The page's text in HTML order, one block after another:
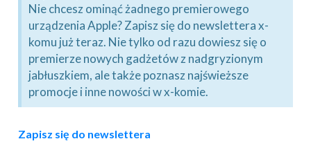
Nie chcesz ominąć żadnego premierowego
urządzenia Apple? Zapisz się do newslettera x-
komu już teraz. Nie tylko od razu dowiesz się o
premierze nowych gadżetów z nadgryzionym
jabłuszkiem, ale także poznasz najświeższe
promocje i inne nowości w x-komie.
Zapisz się do newslettera